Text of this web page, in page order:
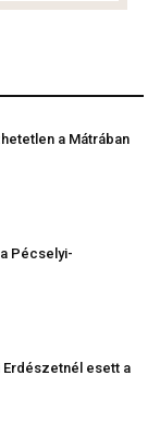
a Mátrában
Pécselyi-
esett a